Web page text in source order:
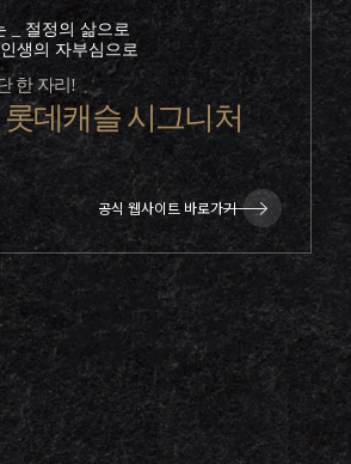
_ 절정의 삶으로
생의 자부심으로
한 자리!
데캐슬 시그니처
공식 웹사이트 바로가기